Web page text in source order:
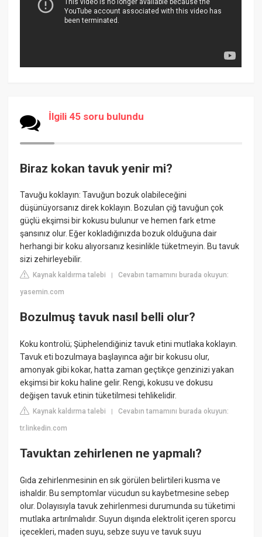
İlgili 45 soru bulundu
Biraz kokan tavuk yenir mi?
Tavuğu koklayın: Tavuğun bozuk olabileceğini
düşünüyorsanız direk koklayın. Bozulan çiğ tavuğun çok
güçlü ekşimsi bir kokusu bulunur ve hemen fark etme
şansınız olur. Eğer kokladığınızda bozuk olduğuna dair
herhangi bir koku alıyorsanız kesinlikle tüketmeyin. Bu tavuk
sizi zehirleyebilir.
Kaynak kaldırma talebi |Cevabın tamamını burada okuyun:
yasemin.com
Bozulmuş tavuk nasıl belli olur?
Koku kontrolü; Şüphelendiğiniz tavuk etini mutlaka koklayın.
Tavuk eti bozulmaya başlayınca ağır bir kokusu olur,
amonyak gibi kokar, hatta zaman geçtikçe genzinizi yakan
ekşimsi bir koku haline gelir. Rengi, kokusu ve dokusu
değişen tavuk etinin tüketilmesi tehlikelidir.
Kaynak kaldırma talebi |Cevabın tamamını burada okuyun:
tr.linkedin.com
Tavuktan zehirlenen ne yapmalı?
Gıda zehirlenmesinin en sık görülen belirtileri kusma ve
ishaldir. Bu semptomlar vücudun su kaybetmesine sebep
olur. Dolayısıyla tavuk zehirlenmesi durumunda su tüketimi
mutlaka artırılmalıdır. Suyun dışında elektrolit içeren sporcu
içecekleri, maden suyu, sebze suyu ve tavuk suyu